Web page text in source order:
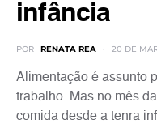
infância
POR RENATA REA 20 DE
Alimentação é assunto
trabalho. Mas no mês
comida desde a tenra